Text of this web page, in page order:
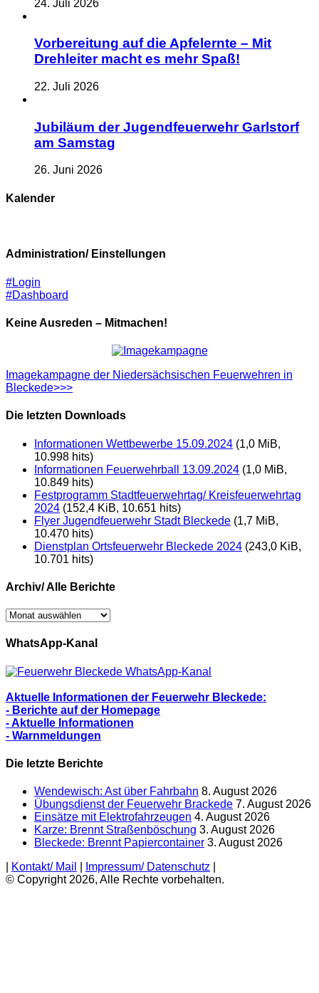
24. Juli 2026
Vorbereitung auf die Apfelernte – Mit
Drehleiter macht es mehr Spaß!
22. Juli 2026
Jubiläum der Jugendfeuerwehr Garlstorf
am Samstag
26. Juni 2026
Kalender
Administration/ Einstellungen
#Login
#Dashboard
Keine Ausreden – Mitmachen!
Imagekampagne der Niedersächsischen Feuerwehren in
Bleckede>>>
Die letzten Downloads
Informationen Wettbewerbe 15.09.2024 (1,0 MiB,
10.998 hits)
Informationen Feuerwehrball 13.09.2024 (1,0 MiB,
10.849 hits)
Festprogramm Stadtfeuerwehrtag/ Kreisfeuerwehrtag
2024 (152,4 KiB, 10.651 hits)
Flyer Jugendfeuerwehr Stadt Bleckede (1,7 MiB,
10.470 hits)
Dienstplan Ortsfeuerwehr Bleckede 2024 (243,0 KiB,
10.701 hits)
Archiv/ Alle Berichte
Archiv/
Berichte
WhatsApp-Kanal
Aktuelle Informationen der Feuerwehr Bleckede:
- Berichte auf der Homepage
- Aktuelle Informationen
- Warnmeldungen
Die letzte Berichte
Wendewisch: Ast über Fahrbahn 8. August 2026
Übungsdienst der Feuerwehr Brackede 7. August 2026
Einsätze mit Elektrofahrzeugen 4. August 2026
Karze: Brennt Straßenböschung 3. August 2026
Bleckede: Brennt Papiercontainer 3. August 2026
Kontakt/ Mail Impressum/ Datenschutz
© Copyright 2026, Alle Rechte vorbehalten.